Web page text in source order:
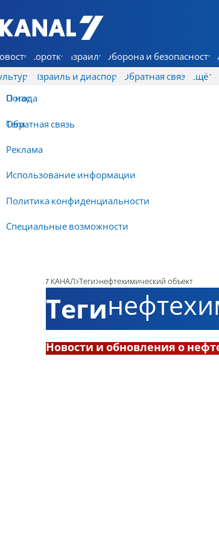
7 КАНАЛ - Аруц Шева
Коротко Израиль Оборона и безопасность
Израиль и диаспора Обратная связь
О нас
Обратная связь
Реклама
Использование информации
Политика конфиденциальности
Специальные возможности
Ещё
Погода
Теги
7 КАНАЛ Теги нефтехимический объект
Теги
Новости и обновления о